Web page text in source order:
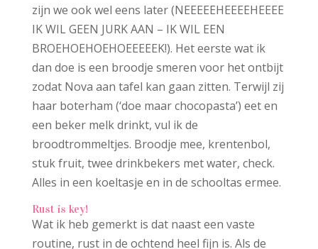
zijn we ook wel eens later (NEEEEEHEEEEHEEEE
IK WIL GEEN JURK AAN – IK WIL EEN
BROEHOEHOEHOEEEEEK!). Het eerste wat ik
dan doe is een broodje smeren voor het ontbijt
zodat Nova aan tafel kan gaan zitten. Terwijl zij
haar boterham (‘doe maar chocopasta’) eet en
een beker melk drinkt, vul ik de
broodtrommeltjes. Broodje mee, krentenbol,
stuk fruit, twee drinkbekers met water, check.
Alles in een koeltasje en in de schooltas ermee.
Rust is key!
Wat ik heb gemerkt is dat naast een vaste
routine, rust in de ochtend heel fijn is. Als de